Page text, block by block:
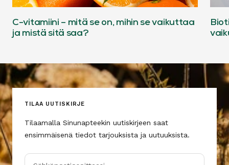
C-vitamiini – mitä se on, mihin se vaikuttaa
ja mistä sitä saa?
TILAA UUTISKIRJE
Tilaamalla Sinunapteekin uutiskirjeen saat
ensimmäisenä tiedot tarjouksista ja uutuuksista.